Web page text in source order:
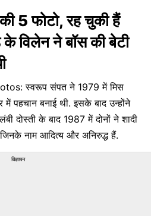
5 फोटो, रह चुकी हैं
के विलेन ने बॉस की बेटी
स्वरूप संपत ने 1979 में मिस
में पहचान बनाई थी. इसके बाद उन्होंने
दोस्ती के बाद 1987 में दोनों ने शादी
नाम आदित्य और अनिरुद्ध हैं.
विज्ञापन